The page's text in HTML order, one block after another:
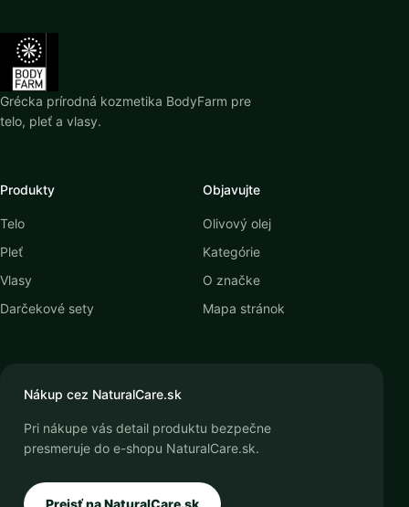
Grécka prírodná kozmetika BodyFarm pre
telo, pleť a vlasy.
Produkty
Telo
Pleť
Vlasy
Darčekové sety
Objavujte
Olivový olej
Kategórie
O značke
Mapa stránok
Nákup cez NaturalCare.sk
Pri nákupe vás detail produktu bezpečne
presmeruje do e-shopu NaturalCare.sk.
Prejsť na NaturalCare.sk